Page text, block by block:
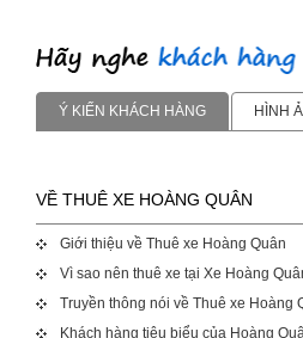
Ý KIẾN KHÁCH HÀNG HÌNH
VỀ THUÊ XE HOÀNG QUÂN
Giới thiệu về Thuê xe Hoàng Quân
Vì sao nên thuê xe tại Xe Hoàng
Truyền thông nói về Thuê xe Hoàng
Khách hàng tiêu biểu của Hoàng